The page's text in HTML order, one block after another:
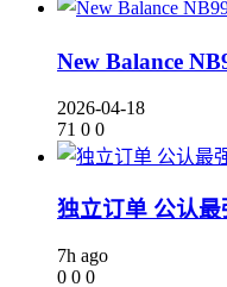
New Balance
2026-04-18
71 0 0
独立订单 公认
7h ago
0 0 0